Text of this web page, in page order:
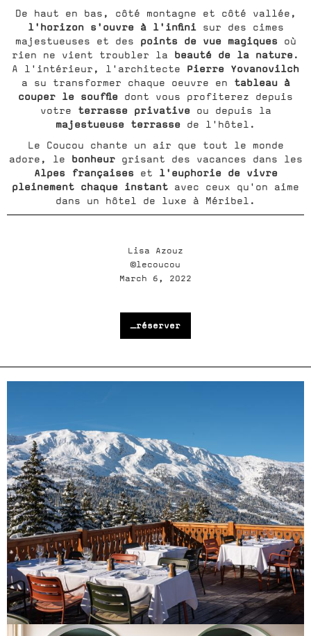
De haut en bas, côté montagne et côté vallée,
l'horizon s'ouvre à l'infini
sur des cimes
majestueuses et des points de vue magiquesoù
rien ne vient troubler la beauté de la nature.
A l'intérieur, l'architecte Pierre Yovanovilch
a su transformer chaque oeuvre en tableau à
couper le souffle
dont vous profiterez depuis
votre terrasse privativeou depuis la
majestueuse terrasse de l'hôtel.
Le Coucou chante un air que tout le monde
adore, le bonheurgrisant des vacances dans les
Alpes françaiseset l'euphorie de vivre
pleinement chaque instant avec ceux qu'on aime
dans un hôtel de luxe à Méribel.
Lisa Azouz
©lecoucou
March 6, 2022
_réserver